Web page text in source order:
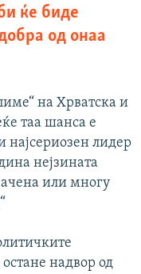
ќе биде
од онаа
на Хрватска и
таа шанса е
најсериозен лидер
нејзината
или многу
надвор од